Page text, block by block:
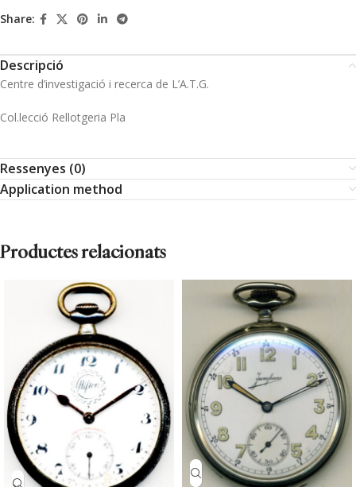
Share:
Descripció
Centre d’investigació i recerca de L’A.T.G.
Col.lecció Rellotgeria Pla
Ressenyes (0)
Application method
Productes relacionats